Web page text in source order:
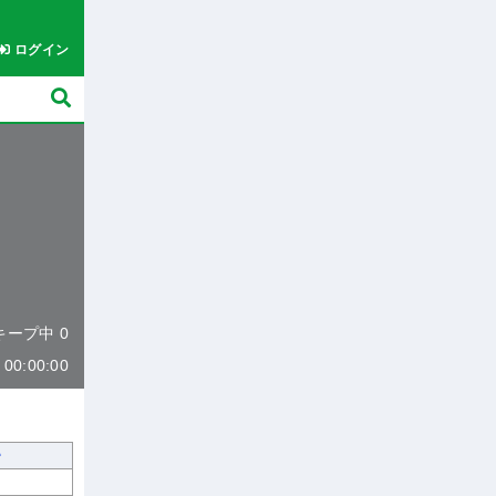
ログイン
ープ中 0
00:00:00